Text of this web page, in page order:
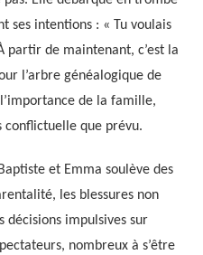
ses intentions : « Tu voulais
partir de maintenant, c’est la
l’arbre généalogique de
de la famille,
conflictuelle que prévu.
et Emma soulève des
les blessures non
décisions impulsives sur
nombreux à s’être